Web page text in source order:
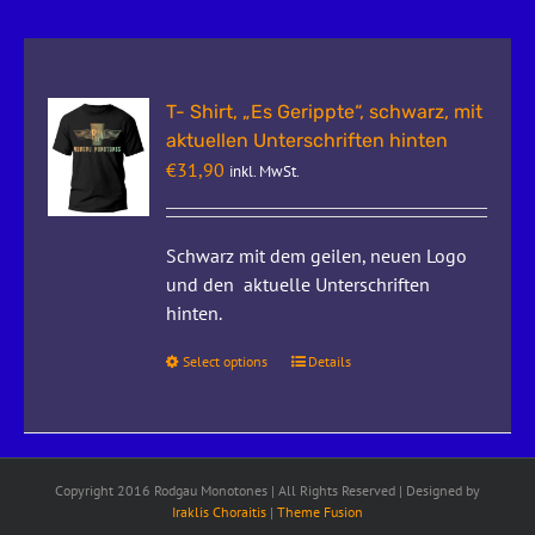
T- Shirt, „Es Gerippte“, schwarz, mit
aktuellen Unterschriften hinten
€31,90 inkl. MwSt.
Schwarz mit dem geilen, neuen Logo
und den aktuelle Unterschriften
hinten.
Select options Details
Copyright 2016 Rodgau Monotones | All Rights Reserved | Designed by
Iraklis Choraitis | Theme Fusion